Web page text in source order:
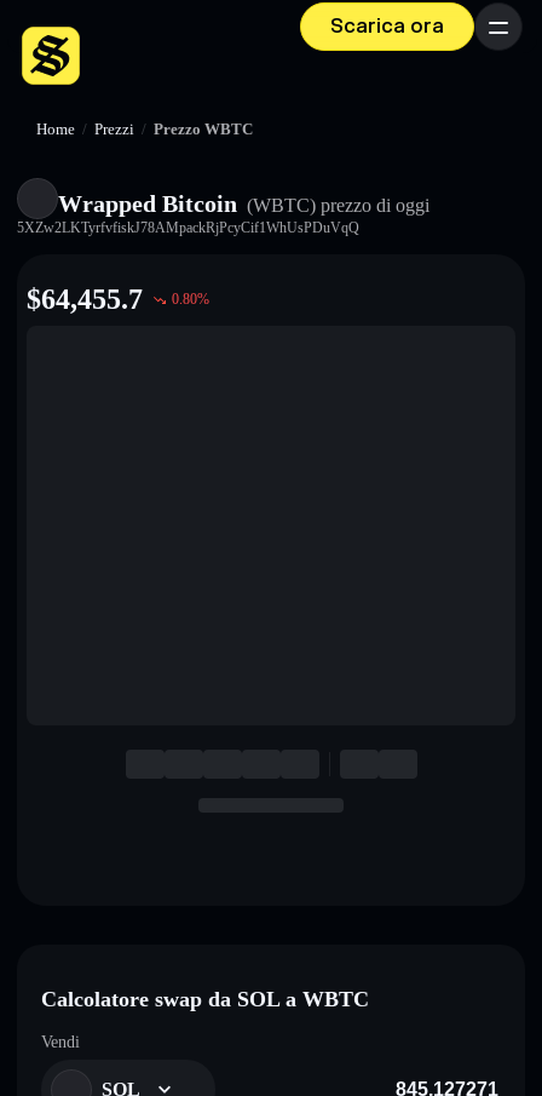
Scarica ora Menu
Home / Prezzi / Prezzo WBTC
Wrapped Bitcoin (WBTC) prezzo di oggi
5XZw2LKTyrfvfiskJ78AMpackRjPcyCif1WhUsPDuVqQ
$64,455.7 0.80%
Calcolatore swap da SOL a WBTC
Vendi
SOL